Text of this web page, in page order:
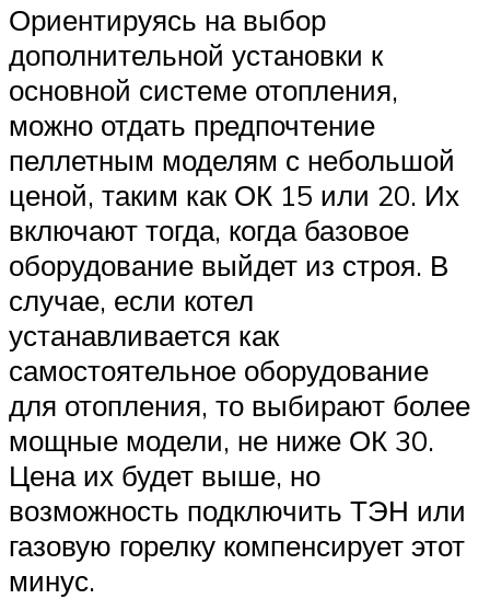
Ориентируясь на выбор
дополнительной установки к
основной системе отопления,
можно отдать предпочтение
пеллетным моделям с небольшой
ценой, таким как ОК 15 или 20. Их
включают тогда, когда базовое
оборудование выйдет из строя. В
случае, если котел
устанавливается как
самостоятельное оборудование
для отопления, то выбирают более
мощные модели, не ниже ОК 30.
Цена их будет выше, но
возможность подключить ТЭН или
газовую горелку компенсирует этот
минус.